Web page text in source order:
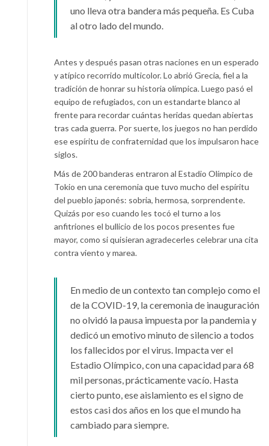
uno lleva otra bandera más pequeña. Es Cuba
al otro lado del mundo.
Antes y después pasan otras naciones en un esperado
y atípico recorrido multicolor. Lo abrió Grecia, fiel a la
tradición de honrar su historia olímpica. Luego pasó el
equipo de refugiados, con un estandarte blanco al
frente para recordar cuántas heridas quedan abiertas
tras cada guerra. Por suerte, los juegos no han perdido
ese espíritu de confraternidad que los impulsaron hace
siglos.
Más de 200 banderas entraron al Estadio Olímpico de
Tokio en una ceremonia que tuvo mucho del espíritu
del pueblo japonés: sobria, hermosa, sorprendente.
Quizás por eso cuando les tocó el turno a los
anfitriones el bullicio de los pocos presentes fue
mayor, como si quisieran agradecerles celebrar una cita
contra viento y marea.
En medio de un contexto tan complejo como el
de la COVID-19, la ceremonia de inauguración
no olvidó la pausa impuesta por la pandemia y
dedicó un emotivo minuto de silencio a todos
los fallecidos por el virus. Impacta ver el
Estadio Olímpico, con una capacidad para 68
mil personas, prácticamente vacío. Hasta
cierto punto, ese aislamiento es el signo de
estos casi dos años en los que el mundo ha
cambiado para siempre.